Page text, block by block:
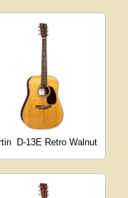
D-13E Retro Walnut